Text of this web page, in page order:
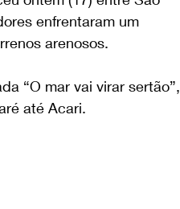
enfrentaram um
arenosos.
“O mar vai virar sertão”,
até Acari.